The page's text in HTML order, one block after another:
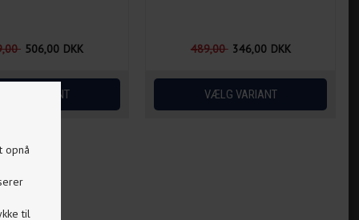
opnå
til
506,00 DKK 489,00 346,00 DKK